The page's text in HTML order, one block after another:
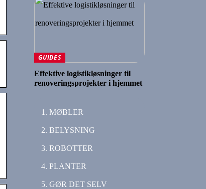
GUIDES
Effektive logistikløsninger til
renoveringsprojekter i hjemmet
MØBLER
BELYSNING
ROBOTTER
PLANTER
GØR DET SELV